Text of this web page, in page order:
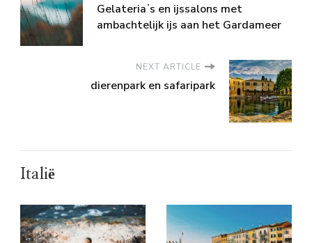
Gelateriaʼs en ijssalons met
ambachtelijk ijs aan het Gardameer
NEXT ARTICLE
dierenpark en safaripark
Italië